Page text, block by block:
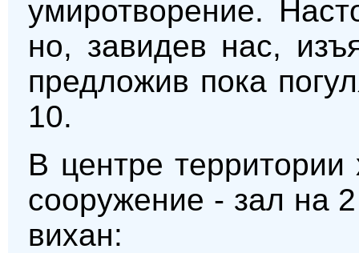
умиротворение.
но, завидев нас,
предложив пока
10.
В центре
сооружение - зал на
вихан: